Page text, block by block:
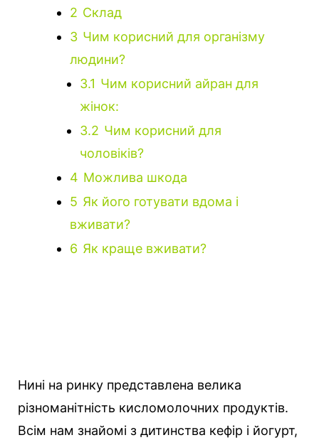
2 Склад
3 Чим корисний для організму
людини?
3.1 Чим корисний айран для
жінок:
3.2 Чим корисний для
чоловіків?
4 Можлива шкода
5 Як його готувати вдома і
вживати?
6 Як краще вживати?
Нині на ринку представлена велика
різноманітність кисломолочних продуктів.
Всім нам знайомі з дитинства кефір і йогурт,